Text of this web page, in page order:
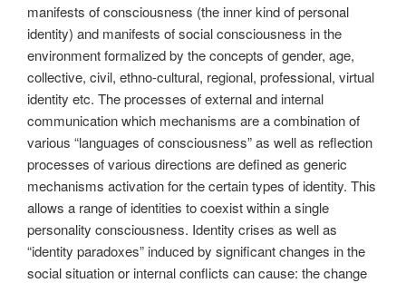
manifests of consciousness (the inner kind of personal
identity) and manifests of social consciousness in the
environment formalized by the concepts of gender, age,
collective, civil, ethno-cultural, regional, professional, virtual
identity etc. The processes of external and internal
communication which mechanisms are a combination of
various “languages of consciousness” as well as reflection
processes of various directions are defined as generic
mechanisms activation for the certain types of identity. This
allows a range of identities to coexist within a single
personality consciousness. Identity crises as well as
“identity paradoxes” induced by significant changes in the
social situation or internal conflicts can cause: the change